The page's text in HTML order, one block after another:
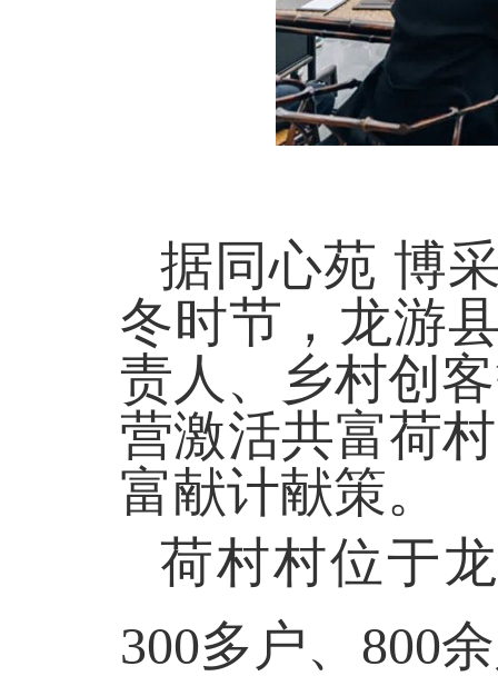
据同心苑 博
冬时节，龙游
责人、乡村创
营激活共富荷
富献计献策。
荷村村位于
300多户、 800